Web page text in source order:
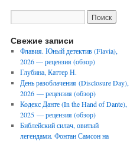
Свежие записи
Флавия. Юный детектив (Flavia),
2026 — рецензия (обзор)
Глубина, Каттер Н.
День разоблачения (Disclosure Day),
2026 — рецензия (обзор)
Кодекс Данте (In the Hand of Dante),
2025 — рецензия (обзор)
Библейский силач, овитый
легендами. Фонтан Самсон на